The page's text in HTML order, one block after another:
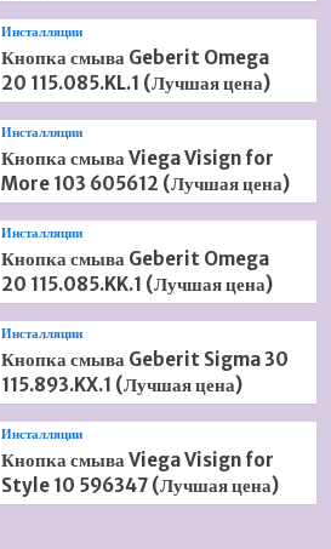
Инсталляции
Кнопка смыва Geberit Omega
20 115.085.KL.1 (Лучшая цена)
Инсталляции
Кнопка смыва Viega Visign for
More 103 605612 (Лучшая цена)
Инсталляции
Кнопка смыва Geberit Omega
20 115.085.KK.1 (Лучшая цена)
Инсталляции
Кнопка смыва Geberit Sigma 30
115.893.KX.1 (Лучшая цена)
Инсталляции
Кнопка смыва Viega Visign for
Style 10 596347 (Лучшая цена)